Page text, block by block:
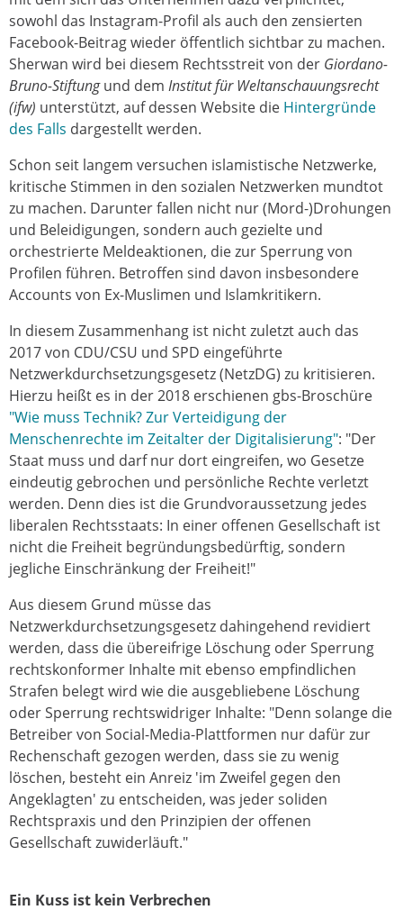
sowohl das Instagram-Profil als auch den zensierten
Facebook-Beitrag wieder öffentlich sichtbar zu machen.
Sherwan wird bei diesem Rechtsstreit von der Giordano-
Bruno-Stiftungund dem Institut für Weltanschauungsrecht
(ifw) unterstützt, auf dessen Website die Hintergründe
des Falls dargestellt werden.
Schon seit langem versuchen islamistische Netzwerke,
kritische Stimmen in den sozialen Netzwerken mundtot
zu machen. Darunter fallen nicht nur (Mord-)Drohungen
und Beleidigungen, sondern auch gezielte und
orchestrierte Meldeaktionen, die zur Sperrung von
Profilen führen. Betroffen sind davon insbesondere
Accounts von Ex-Muslimen und Islamkritikern.
In diesem Zusammenhang ist nicht zuletzt auch das
2017 von CDU/CSU und SPD eingeführte
Netzwerkdurchsetzungsgesetz (NetzDG) zu kritisieren.
Hierzu heißt es in der 2018 erschienen gbs-Broschüre
"Wie muss Technik? Zur Verteidigung der
Menschenrechte im Zeitalter der Digitalisierung": "Der
Staat muss und darf nur dort eingreifen, wo Gesetze
eindeutig gebrochen und persönliche Rechte verletzt
werden. Denn dies ist die Grundvoraussetzung jedes
liberalen Rechtsstaats: In einer offenen Gesellschaft ist
nicht die Freiheit begründungsbedürftig, sondern
jegliche Einschränkung der Freiheit!"
Aus diesem Grund müsse das
Netzwerkdurchsetzungsgesetz dahingehend revidiert
werden, dass die übereifrige Löschung oder Sperrung
rechtskonformer Inhalte mit ebenso empfindlichen
Strafen belegt wird wie die ausgebliebene Löschung
oder Sperrung rechtswidriger Inhalte: "Denn solange die
Betreiber von Social-Media-Plattformen nur dafür zur
Rechenschaft gezogen werden, dass sie zu wenig
löschen, besteht ein Anreiz 'im Zweifel gegen den
Angeklagten' zu entscheiden, was jeder soliden
Rechtspraxis und den Prinzipien der offenen
Gesellschaft zuwiderläuft."
Ein Kuss ist kein Verbrechen